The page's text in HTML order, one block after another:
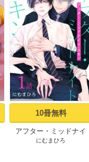
10冊無料
アフター・ミッドナイ
ト・スキン［ばら売り］
にむまひろ